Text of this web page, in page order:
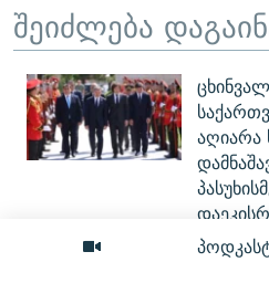
შეიძლება
აღიარა